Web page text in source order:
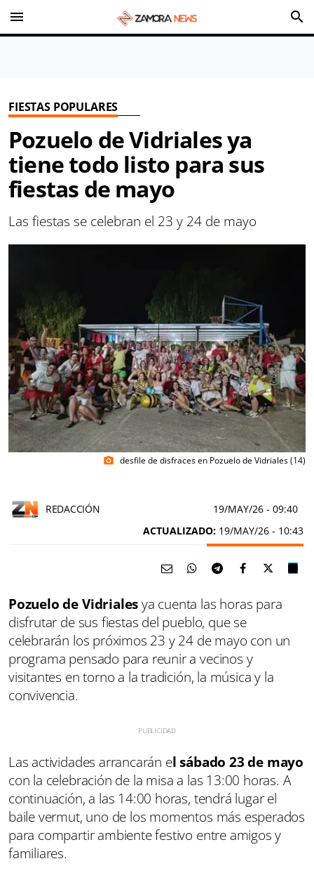
menu search
FIESTAS POPULARES
Pozuelo de Vidriales ya
tiene todo listo para sus
fiestas de mayo
Las fiestas se celebran el 23 y 24 de mayo
photo_camera desfile de disfraces en Pozuelo de Vidriales (14)
REDACCIÓN 19/MAY/26 - 09:40
ACTUALIZADO: 19/MAY/26 - 10:43
Pozuelo de Vidrialesya cuenta las horas para
disfrutar de sus fiestas del pueblo, que se
celebrarán los próximos 23 y 24 de mayo con un
programa pensado para reunir a vecinos y
visitantes en torno a la tradición, la música y la
convivencia.
Las actividades arrancarán el sábado 23 de mayo
con la celebración de la misa a las 13:00 horas. A
continuación, a las 14:00 horas, tendrá lugar el
baile vermut, uno de los momentos más esperados
para compartir ambiente festivo entre amigos y
familiares.